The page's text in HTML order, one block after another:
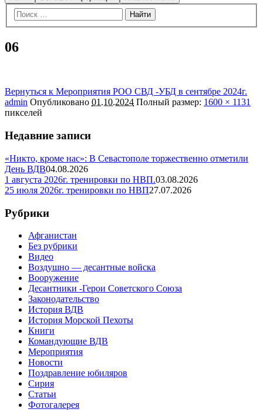
06
Вернуться к Мероприятия РОО СВД -УБД в сентябре 2024г.
admin Опубликовано 01.10.2024 Полный размер: 1600 × 1131
пикселей
Недавние записи
«Никто, кроме нас»: В Севастополе торжественно отметили
День ВДВ04.08.2026
1 августа 2026г. тренировки по НВП.03.08.2026
25 июля 2026г. тренировки по НВП27.07.2026
Рубрики
Афганистан
Без рубрики
Видео
Воздушно — десантные войска
Вооружение
Десантники -Герои Советского Союза
Законодательство
История ВДВ
История Морской Пехоты
Книги
Командующие ВДВ
Мероприятия
Новости
Поздравление юбиляров
Сирия
Статьи
Фотогалерея